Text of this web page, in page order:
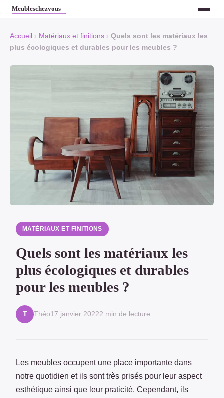
Accueil › Matériaux et finitions › Quels sont les matériaux les
plus écologiques et durables pour les meubles ?
MATÉRIAUX ET FINITIONS
Quels sont les matériaux les
plus écologiques et durables
pour les meubles ?
T Théo17 janvier 20222 min de lecture
Les meubles occupent une place importante dans
notre quotidien et ils sont très prisés pour leur aspect
esthétique ainsi que leur praticité. Cependant, ils